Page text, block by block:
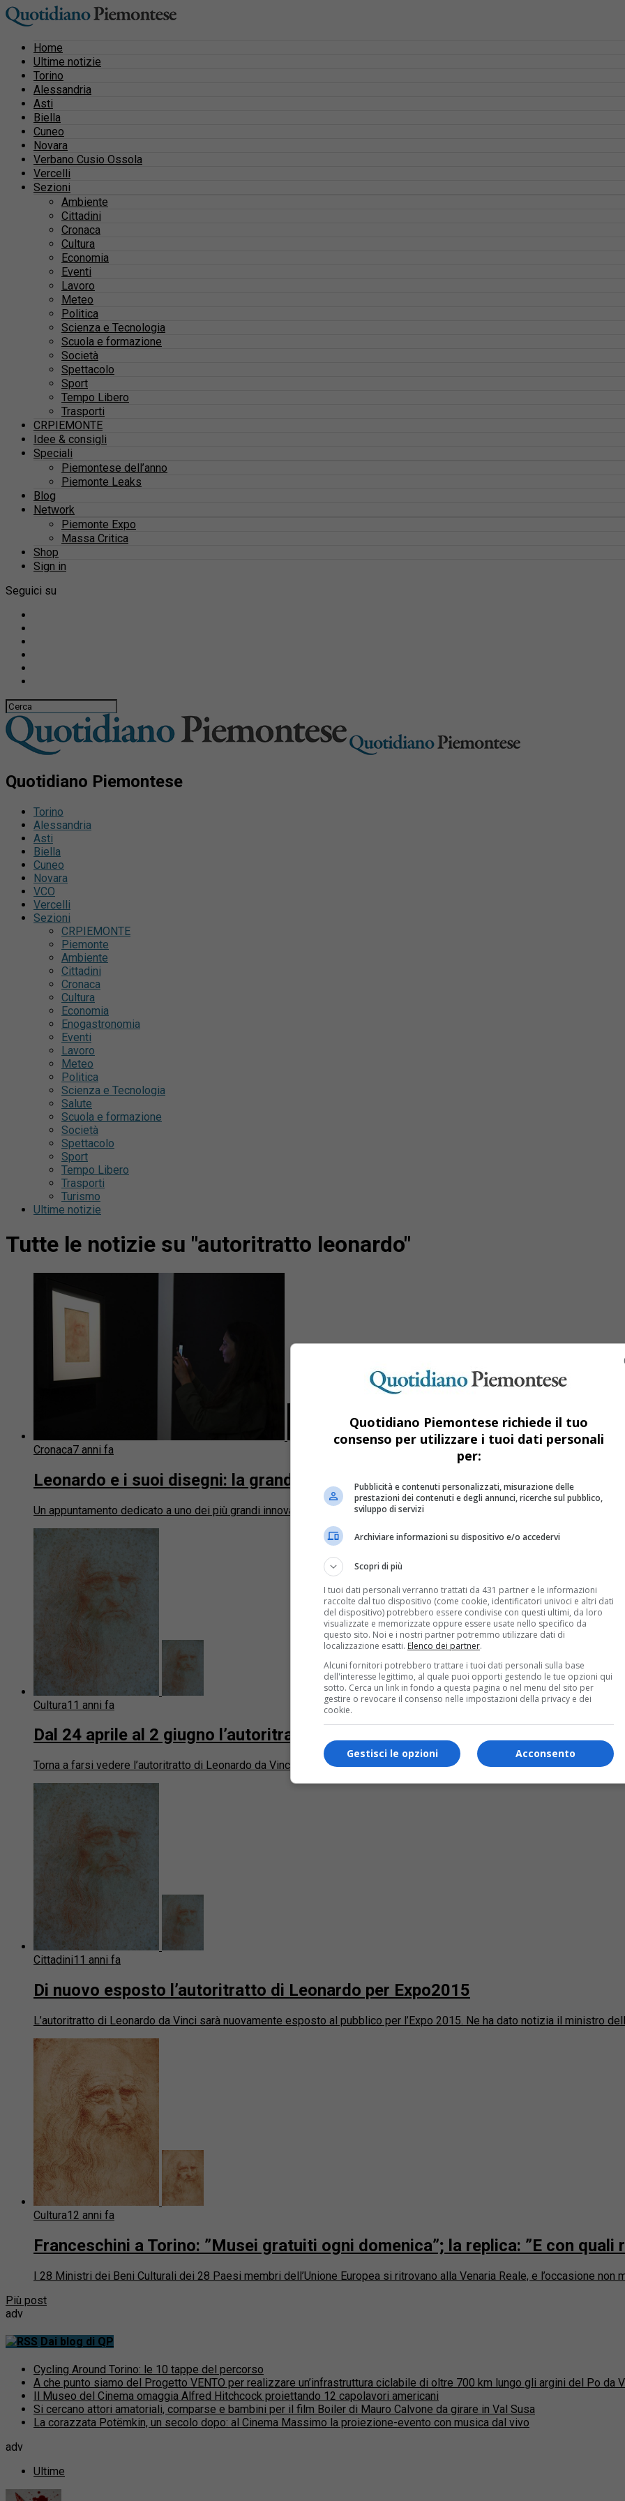
Home
Ultime notizie
Torino
Alessandria
Asti
Biella
Cuneo
Novara
Verbano Cusio Ossola
Vercelli
Sezioni
Ambiente
Cittadini
Cronaca
Cultura
Economia
Eventi
Lavoro
Meteo
Politica
Scienza e Tecnologia
Scuola e formazione
Società
Spettacolo
Sport
Tempo Libero
Trasporti
CRPIEMONTE
Idee & consigli
Speciali
Piemontese dell’anno
Piemonte Leaks
Blog
Network
Piemonte Expo
Massa Critica
Shop
Sign in
Seguici su
Quotidiano Piemontese
Torino
Alessandria
Asti
Biella
Cuneo
Novara
VCO
Vercelli
Sezioni
CRPIEMONTE
Piemonte
Ambiente
Cittadini
Cronaca
Cultura
Economia
Enogastronomia
Eventi
Lavoro
Meteo
Politica
Scienza e Tecnologia
Salute
Scuola e formazione
Società
Spettacolo
Sport
Tempo Libero
Trasporti
Turismo
Ultime notizie
Tutte le notizie su "autoritratto leonardo"
Cronaca7 anni fa
Leonardo e i suoi disegni: la grande mostra inaugura oggi a Torino
Un appuntamento dedicato a uno dei più grandi innovatori di tutti i tempi: la mostra Leonardo da Vinci. Disegnare il futuro
Cultura11 anni fa
Dal 24 aprile al 2 giugno l’autoritratto di Leonardo a Palazzo Madama
Torna a farsi vedere l’autoritratto di Leonardo da Vinci. La celebre sanguigna di Leonardo, solitamente conservata e non
Cittadini11 anni fa
Di nuovo esposto l’autoritratto di Leonardo per Expo2015
L’autoritratto di Leonardo da Vinci sarà nuovamente esposto al pubblico per l’Expo 2015. Ne ha dato notizia il ministro
Cultura12 anni fa
Franceschini a Torino: ”Musei gratuiti ogni domenica”; la replica: ”E con quali
I 28 Ministri dei Beni Culturali dei 28 Paesi membri dell’Unione Europea si ritrovano alla Venaria Reale, e l’occasione non
Più post
adv
Dai blog di QP
Cycling Around Torino: le 10 tappe del percorso
A che punto siamo del Progetto VENTO per realizzare un’infrastruttura ciclabile di oltre 700 km lungo gli argini del Po da
Il Museo del Cinema omaggia Alfred Hitchcock proiettando 12 capolavori americani
Si cercano attori amatoriali, comparse e bambini per il film Boiler di Mauro Calvone da girare in Val Susa
La corazzata Potëmkin, un secolo dopo: al Cinema Massimo la proiezione-evento con musica dal vivo
adv
Ultime
Quotidiano Piemontese richiede il tuo
consenso per utilizzare i tuoi dati personali
per:
Pubblicità e contenuti personalizzati, misurazione delle
prestazioni dei contenuti e degli annunci, ricerche sul pubblico,
sviluppo di servizi
Archiviare informazioni su dispositivo e/o accedervi
Scopri di più
I tuoi dati personali verranno trattati da 431 partner e le informazioni
raccolte dal tuo dispositivo (come cookie, identificatori univoci e altri dati
del dispositivo) potrebbero essere condivise con questi ultimi, da loro
visualizzate e memorizzate oppure essere usate nello specifico da
questo sito. Noi e i nostri partner potremmo utilizzare dati di
localizzazione esatti. Elenco dei partner.
Alcuni fornitori potrebbero trattare i tuoi dati personali sulla base
dell'interesse legittimo, al quale puoi opporti gestendo le tue opzioni qui
sotto. Cerca un link in fondo a questa pagina o nel menu del sito per
gestire o revocare il consenso nelle impostazioni della privacy e dei
cookie.
Acconsento
Gestisci le opzioni